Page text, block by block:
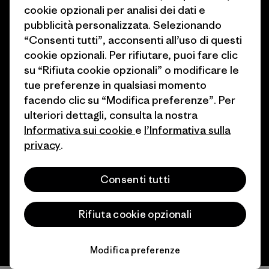
Come finanziamo
Buoni regalo
Trova un negozio
Programma di affiliazione
Patagonia Svizzera Mappa del
sito
© 2026 Patagonia, Inc. All Rights Reserved.
italiano
cookie opzionali per analisi dei dati e
pubblicità personalizzata. Selezionando
“Consenti tutti”, acconsenti all’uso di questi
cookie opzionali. Per rifiutare, puoi fare clic
su “Rifiuta cookie opzionali” o modificare le
tue preferenze in qualsiasi momento
facendo clic su “Modifica preferenze”. Per
ulteriori dettagli, consulta la nostra
Informativa sui cookie e l’Informativa sulla
privacy.
Consenti tutti
Rifiuta cookie opzionali
Modifica preferenze